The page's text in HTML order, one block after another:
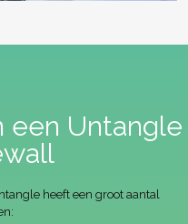
een Untangle
heeft een groot aantal